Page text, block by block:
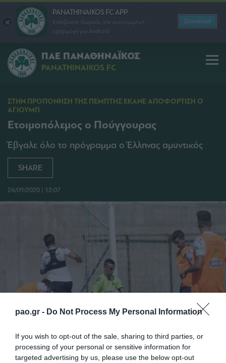
pao.gr - Do Not Process My Personal Information
If you wish to opt-out of the sale, sharing to third parties, or
processing of your personal or sensitive information for
targeted advertising by us, please use the below opt-out
PANATHINAIKOS FC APP
Κατεβάστε δωρεάν την ανανεωμένη
εφαρμογή για Android
Download
ΠΑΕ ΠΑΝΑΘΗΝΑΪΚΟΣ
PANATHINAIKOS FC
ΣΤΗΝ ΠΡΟΠΟΝΗΣΗ ΤΗΣ ΠΕΜΠΤΗΣ ΕΚΑΝΕ ΑΠΟΦΟΡΤΙΣΗ Ο
ΑΓΙΟΥΜΠ
Ετοιμοπόλεμος ο Πούγγουρας
Έβγαλε όλο το πρόγραμμα ο Έλληνας αμυντικός
SHARE
24/09/2020 | 12:07